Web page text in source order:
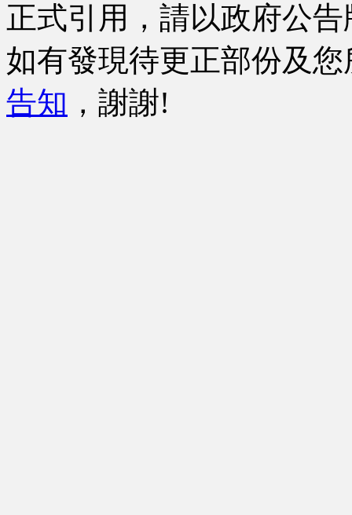
正式引用，請以政府公
如有發現待更正部份及
告知 ，謝謝!